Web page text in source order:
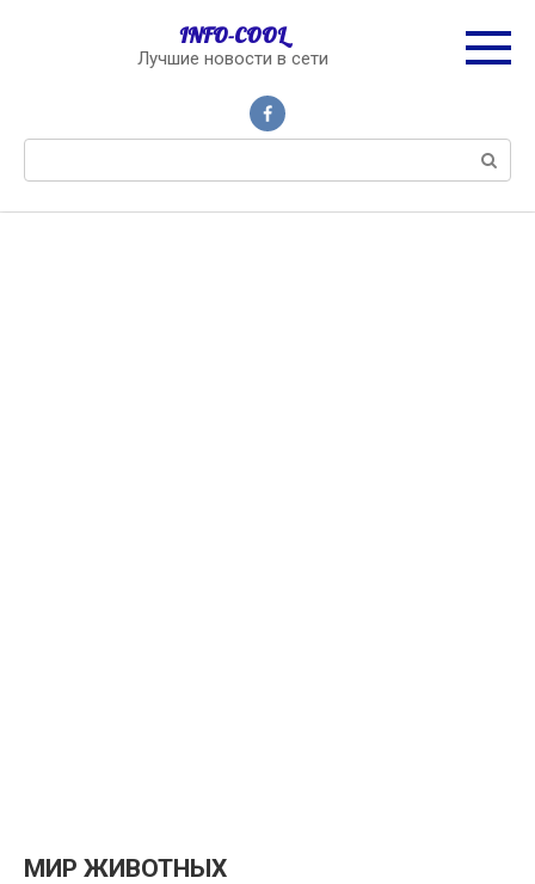
INFO-COOL
Лучшие новости в сети
МИР ЖИВОТНЫХ